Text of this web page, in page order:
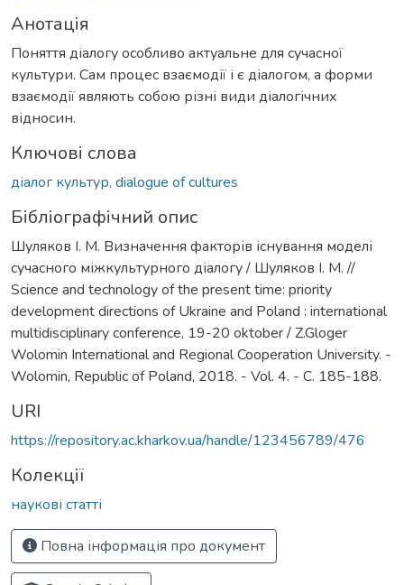
Анотація
Поняття діалогу особливо актуальне для сучасної
культури. Сам процес взаємодії і є діалогом, а форми
взаємодії являють собою різні види діалогічних
відносин.
Ключові слова
діалог культур, dialogue of cultures
Бібліографічний опис
Шуляков І. М. Визначення факторів існування моделі
сучасного міжкультурного діалогу / Шуляков І. М. //
Science and technology of the present time: priority
development directions of Ukraine and Poland : international
multidisciplinary conference, 19-20 oktober / Z.Gloger
Wolomin International and Regional Cooperation University. -
Wolomin, Republic of Poland, 2018. - Vol. 4. - C. 185-188.
URI
https://repository.ac.kharkov.ua/handle/123456789/476
Колекції
наукові статті
Повна інформація про документ